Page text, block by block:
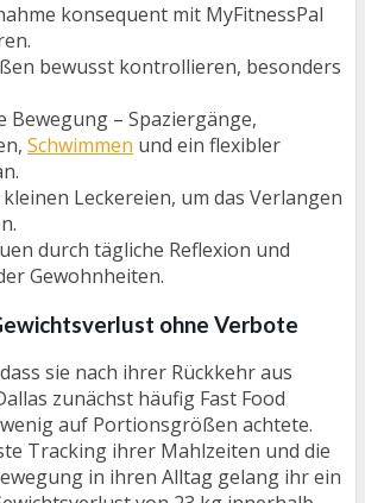
konsequent mit MyFitnessPal
bewusst kontrollieren, besonders
Bewegung – Spaziergänge,
Schwimmen und ein flexibler
Leckereien, um das Verlangen
durch tägliche Reflexion und
Gewohnheiten.
ohne Verbote
sie nach ihrer Rückkehr aus
zunächst häufig Fast Food
auf Portionsgrößen achtete.
Tracking ihrer Mahlzeiten und die
in ihren Alltag gelang ihr ein